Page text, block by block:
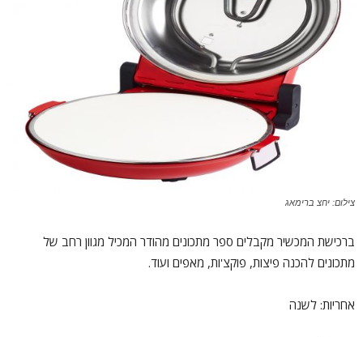
צילום: יחצ ברימאג
ברכישת המכשיר מקבלים ספר מתכונים מהודר המכיל מגוון רחב של
מתכונים להכנה פיצות, פוקצ'ות, מאפים ועוד.
אחריות: לשנה